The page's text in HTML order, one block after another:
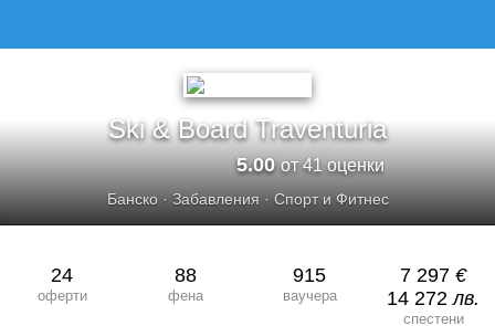
Ski & Board Traventuria
5.00от 41 оценки
Банско· Забавления· Спорт и Фитнес
24
оферти
88
фена
915
ваучера
7 297 €
14 272лв.
спестени